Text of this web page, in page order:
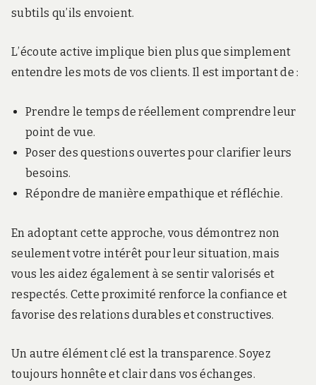
subtils qu’ils envoient.
L’écoute active implique bien plus que simplement
entendre les mots de vos clients. Il est important de :
Prendre le temps de réellement comprendre leur
point de vue.
Poser des questions ouvertes pour clarifier leurs
besoins.
Répondre de manière empathique et réfléchie.
En adoptant cette approche, vous démontrez non
seulement votre intérêt pour leur situation, mais
vous les aidez également à se sentir valorisés et
respectés. Cette proximité renforce la confiance et
favorise des relations durables et constructives.
Un autre élément clé est la transparence. Soyez
toujours honnête et clair dans vos échanges.